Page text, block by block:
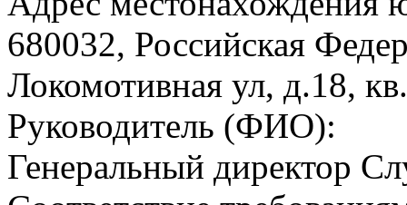
680032, Российская
Локомотивная ул, д.18,
Руководитель (ФИО):
Генеральный директор